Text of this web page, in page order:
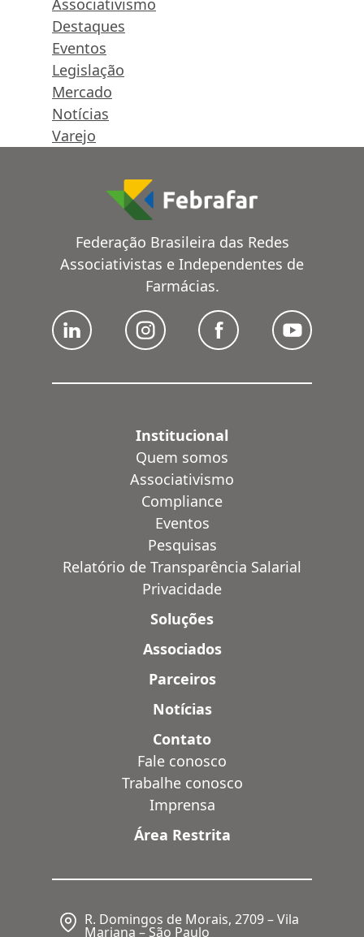
Associativismo
Destaques
Eventos
Legislação
Mercado
Notícias
Varejo
Federação Brasileira das Redes
Associativistas e Independentes de
Farmácias.
Institucional
Quem somos
Associativismo
Compliance
Eventos
Pesquisas
Relatório de Transparência Salarial
Privacidade
Soluções
Associados
Parceiros
Notícias
Contato
Fale conosco
Trabalhe conosco
Imprensa
Área Restrita
R. Domingos de Morais, 2709 – Vila
Mariana – São Paulo